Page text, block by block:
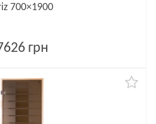
700×1900
грн